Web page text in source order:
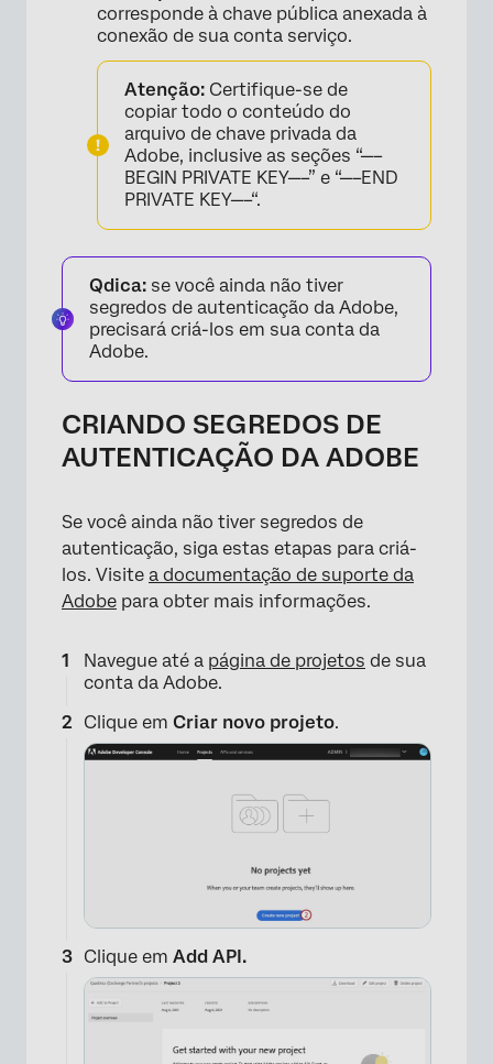
corresponde à chave pública anexada à
conexão de sua conta serviço.
Atenção: Certifique-se de
copiar todo o conteúdo do
arquivo de chave privada da
Adobe, inclusive as seções “—–
BEGIN PRIVATE KEY—–” e “—–END
PRIVATE KEY—–“.
Qdica: se você ainda não tiver
segredos de autenticação da Adobe,
precisará criá-los em sua conta da
Adobe.
CRIANDO SEGREDOS DE
AUTENTICAÇÃO DA ADOBE
Se você ainda não tiver segredos de
autenticação, siga estas etapas para criá-
los. Visite a documentação de suporte da
Adobe para obter mais informações.
Navegue até a página de projetos de sua
conta da Adobe.
Clique em Criar novo projeto.
Clique em Add API.